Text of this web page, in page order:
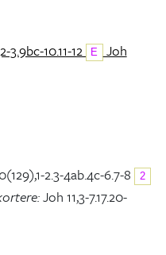
3.9bc-10.11-12 E
Joh
2.3-4ab.4c-6.7-8 2
Joh 11,3-7.17.20-